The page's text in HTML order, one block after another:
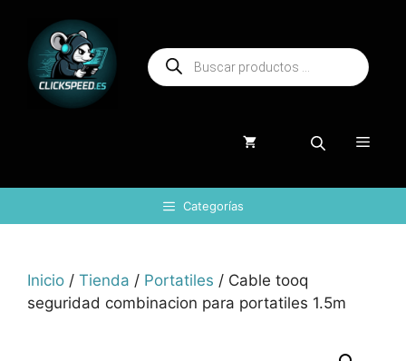
contenido
Búsqueda
de
productos
Menú
Categorías
Inicio / Tienda / Portatiles / Cable tooq
seguridad combinacion para portatiles 1.5m